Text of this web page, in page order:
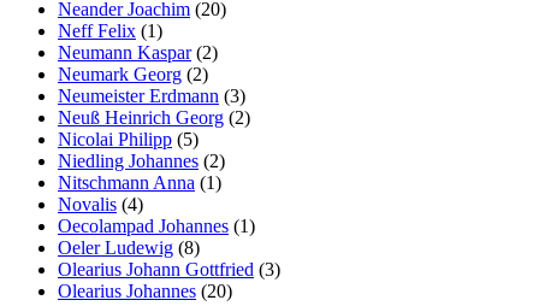
Neander Joachim (20)
Neff Felix (1)
Neumann Kaspar(2)
Neumark Georg (2)
Neumeister Erdmann (3)
Neuß Heinrich Georg (2)
Nicolai Philipp (5)
Niedling Johannes (2)
Nitschmann Anna (1)
Novalis (4)
Oecolampad Johannes (1)
Oeler Ludewig (8)
Olearius Johann Gottfried (3)
Olearius Johannes (20)